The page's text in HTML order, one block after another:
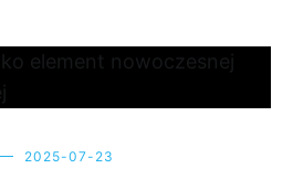
2025-07-23